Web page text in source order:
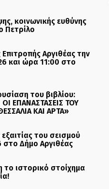
κοινωνικής ευθύνης
Πετρίλο
Αργιθέας την
και ώρα 11:00 στο
του βιβλίου:
ΕΠΑΝΑΣΤΑΣΕΙΣ ΤΟΥ
ΚΑΙ ΑΡΤΑ»
του σεισμού
στο Δήμο Αργιθέας
το ιστορικό στοίχημα